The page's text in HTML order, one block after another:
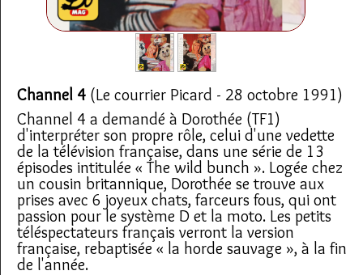
Channel 4 (Le courrier Picard - 28 octobre 1991)
Channel 4 a demandé à Dorothée (TF1)
d'interpréter son propre rôle, celui d'une vedette
de la télévision française, dans une série de 13
épisodes intitulée « The wild bunch ». Logée chez
un cousin britannique, Dorothée se trouve aux
prises avec 6 joyeux chats, farceurs fous, qui ont
passion pour le système D et la moto. Les petits
téléspectateurs français verront la version
française, rebaptisée « la horde sauvage », à la fin
de l'année.